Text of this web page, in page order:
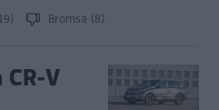
Bromsa (8)
V